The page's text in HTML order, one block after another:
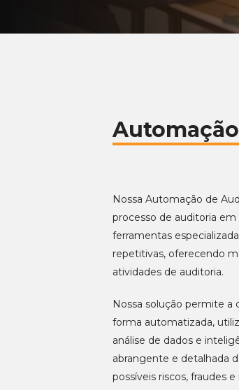
Nossa Automação de
processo de auditoria em
ferramentas
repetitivas, oferecendo
atividades de auditoria.
Nossa solução permite a
forma automatizada,
análise de dados e
abrangente e detalhada
possíveis riscos, fraudes